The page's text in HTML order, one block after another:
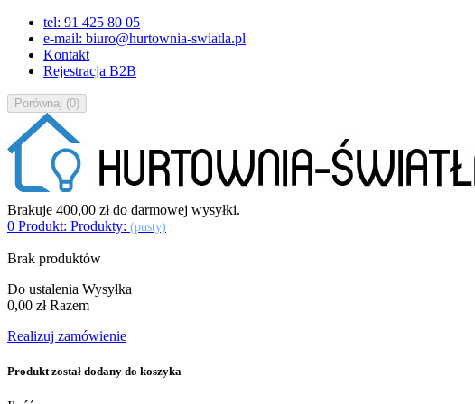
tel: 91 425 80 05
e-mail: biuro@hurtownia-swiatla.pl
Kontakt
Rejestracja B2B
Porównaj (0)
Brakuje 400,00 złdo darmowej wysyłki.
0 Produkt: Produkty: (pusty)
Brak produktów
Do ustalenia Wysyłka
0,00 zł Razem
Realizuj zamówienie
Produkt został dodany do koszyka